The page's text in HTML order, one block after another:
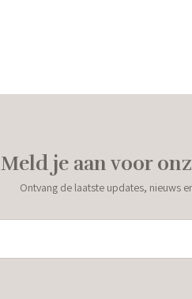
Meld je aan voor
Ontvang de laatste updates, nieuws